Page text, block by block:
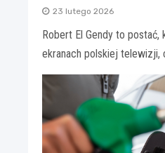
23 lutego 2026
Robert El Gendy to
ekranach polskiej telewizji,